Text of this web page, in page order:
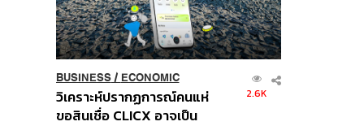
BUSINESS/ ECONOMIC
วิเคราะห์ปรากฏการณ์คนแห่
ขอสินเชื่อ CLICX อาจเป็น
2.6K